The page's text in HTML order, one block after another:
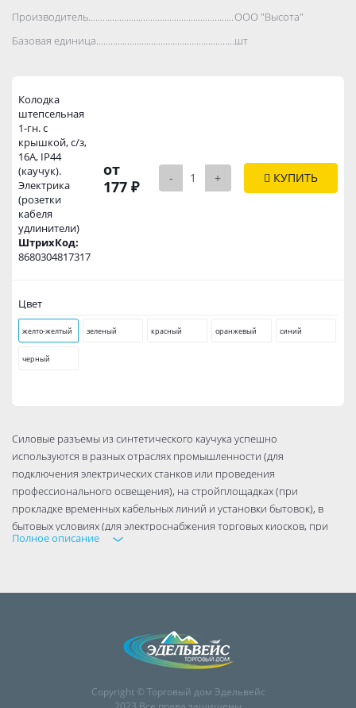
Производитель..................................................................................
ООО "Высота"
Базовая единица..................................................................................
шт
Колодка
штепсельная
1-гн. с
крышкой, с/з,
16А, IP44
(каучук).
Электрика
(розетки
кабеля
удлинители)
ШтрихКод:
8680304817317
от
177 ₽
- + КУПИТЬ
Цвет
желто-желтый зеленый красный оранжевый синий
черный
Силовые разъемы из синтетического каучука успешно
используются в разных отраслях промышленности (для
подключения электрических станков или проведения
профессионального освещения), на стройплощадках (при
прокладке временных кабельных линий и установки бытовок), в
бытовых условиях (для электроснабжения торговых киосков, при
организации выставочных площадей), в личных подсобных
Степень защиты от пыли и влаги: IP44
Особенности: С крышкой
Полное описание
Copyright © Торговый дом Эдельвейс